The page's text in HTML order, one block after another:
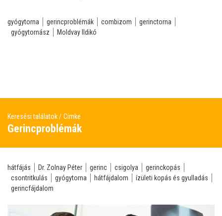
gyógytorna gerincproblémák combizom
gerinctorna
gyógytornász
Moldvay Ildikó
Keresési találatok Cimke
Gerincproblémák
hátfájás Dr. Zolnay Péter gerinc csigolya
gerinckopás
csontritkulás
gyógytorna hátfájdalom
ízületi kopás és gyulladás
gerincfájdalom